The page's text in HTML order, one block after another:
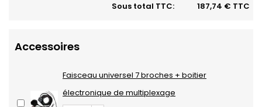
Sous total TTC:
187,74 € TTC
Accessoires
Faisceau universel 7 broches + boitier
électronique de multiplexage